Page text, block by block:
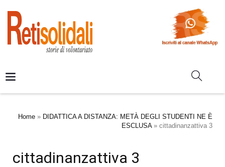
Home » DIDATTICA A DISTANZA: METÀ DEGLI STUDENTI NE È
ESCLUSA» cittadinanzattiva 3
cittadinanzattiva 3